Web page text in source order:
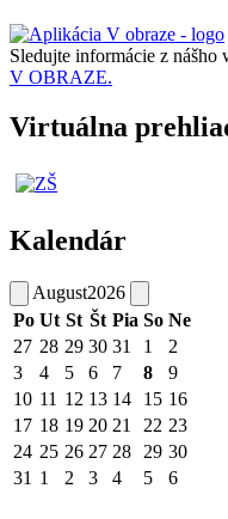
Sledujte informácie z nášho
V OBRAZE.
Virtuálna
Kalendár
August2026
Po Ut St Št Pia So Ne
27 28 29 30 31 1
2
3
4 5 6 7 8
9
10 11 12 13 14 15 16
17 18 19 20 21 22 23
24 25 26 27 28 29 30
31 1 2 3 4 5 6